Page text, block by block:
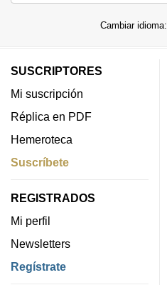
Cambiar idioma:
SUSCRIPTORES
Mi suscripción
Réplica en PDF
Hemeroteca
Suscríbete
REGISTRADOS
Mi perfil
Newsletters
Regístrate